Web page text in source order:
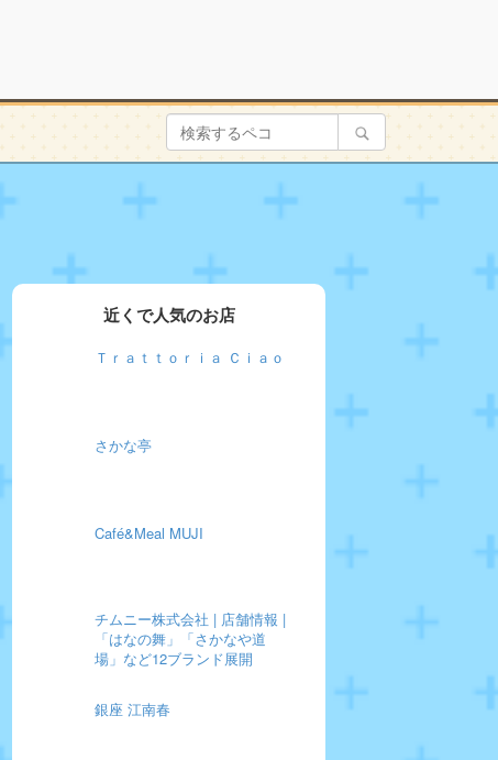
近くで人気のお店
Ｔｒａｔｔｏｒｉａ Ｃｉａｏ
さかな亭
Café&Meal MUJI
チムニー株式会社 | 店舗情報 |
「はなの舞」「さかなや道
場」など12ブランド展開
銀座 江南春